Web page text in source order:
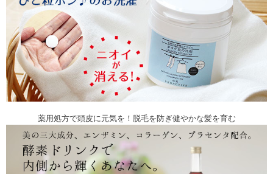
薬用処方で頭皮に元気を！脱毛を防ぎ健やかな髪を育む